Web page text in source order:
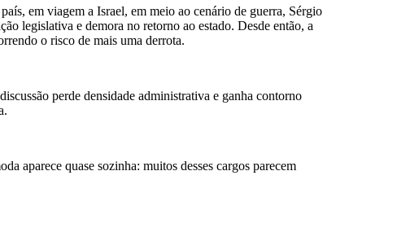
em viagem a Israel, em meio ao cenário de guerra, Sérgio
legislativa e demora no retorno ao estado. Desde então, a
o risco de mais uma derrota.
perde densidade administrativa e ganha contorno
aparece quase sozinha: muitos desses cargos parecem